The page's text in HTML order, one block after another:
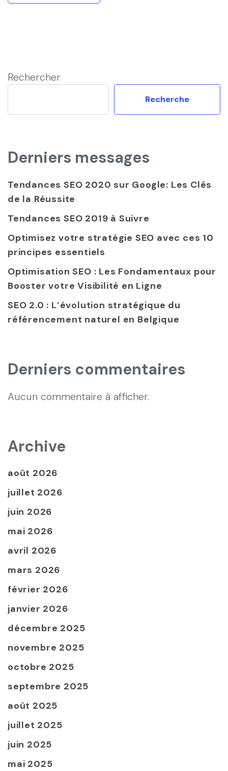
Rechercher
Recherche
Derniers messages
Tendances SEO 2020 sur Google: Les Clés
de la Réussite
Tendances SEO 2019 à Suivre
Optimisez votre stratégie SEO avec ces 10
principes essentiels
Optimisation SEO : Les Fondamentaux pour
Booster votre Visibilité en Ligne
SEO 2.0 : L’évolution stratégique du
référencement naturel en Belgique
Derniers commentaires
Aucun commentaire à afficher.
Archive
août 2026
juillet 2026
juin 2026
mai 2026
avril 2026
mars 2026
février 2026
janvier 2026
décembre 2025
novembre 2025
octobre 2025
septembre 2025
août 2025
juillet 2025
juin 2025
mai 2025